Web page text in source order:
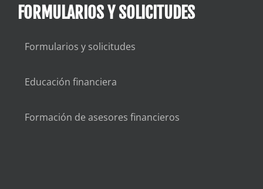
FORMULARIOS Y SOLICITUDES
Formularios y solicitudes
Educación financiera
Formación de asesores financieros